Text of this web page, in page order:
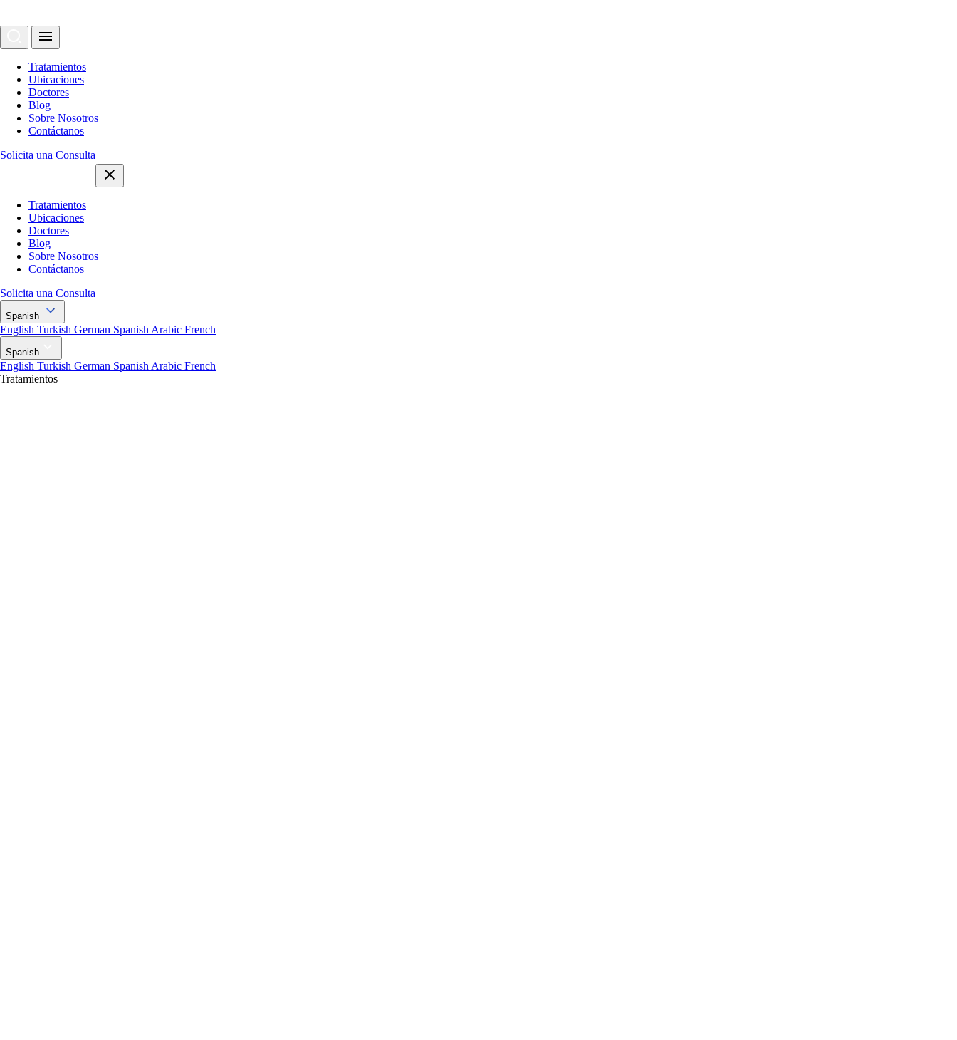
Tratamientos
Ubicaciones
Doctores
Blog
Sobre Nosotros
Contáctanos
Solicita una Consulta
Tratamientos
Ubicaciones
Doctores
Blog
Sobre Nosotros
Contáctanos
Solicita una Consulta
Spanish
English Turkish German Spanish Arabic French
Spanish
English Turkish German Spanish Arabic French
Tratamientos